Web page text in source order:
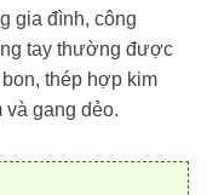
gia đình, công
tay thường được
thép hợp kim
và gang dẻo.